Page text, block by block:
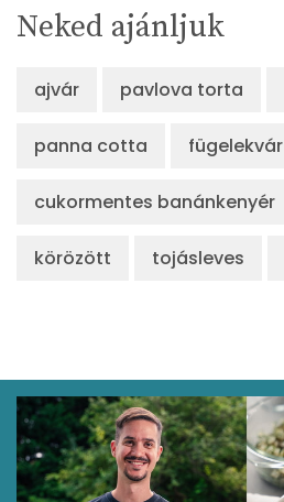
Neked ajánljuk
ajvár pavlova torta
panna cotta fügelekvár
cukormentes banánkenyér
körözött tojásleves